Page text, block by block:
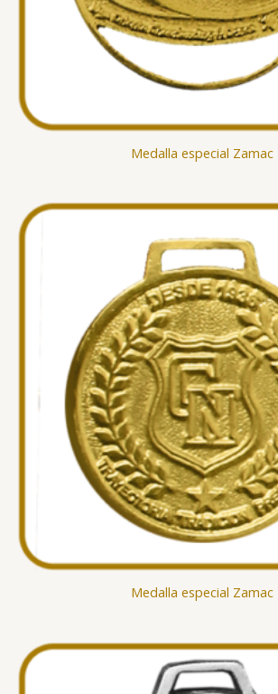
Medalla especial Zamac
Medalla especial Zamac